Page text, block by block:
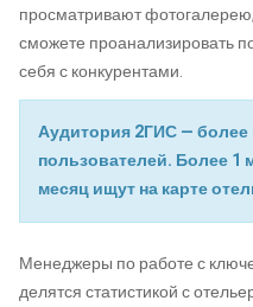
просматривают
сможете проанализировать
себя с конкурентами.
Аудитория 2ГИС —
пользователей. Более 1
месяц ищут на карте
Менеджеры по работе с
делятся статистикой с